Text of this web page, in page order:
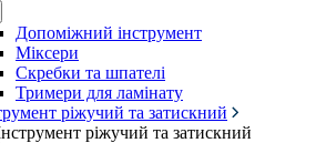
Допоміжний інструмент
Міксери
Скребки та шпателі
Тримери для ламінату
ріжучий та затискний
ріжучий та затискний